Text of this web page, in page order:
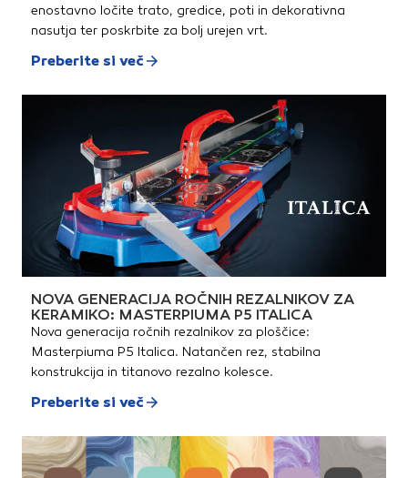
enostavno ločite trato, gredice, poti in dekorativna
nasutja ter poskrbite za bolj urejen vrt.
Preberite si več
NOVA GENERACIJA ROČNIH REZALNIKOV ZA
KERAMIKO: MASTERPIUMA P5 ITALICA
Nova generacija ročnih rezalnikov za ploščice:
Masterpiuma P5 Italica. Natančen rez, stabilna
konstrukcija in titanovo rezalno kolesce.
Preberite si več